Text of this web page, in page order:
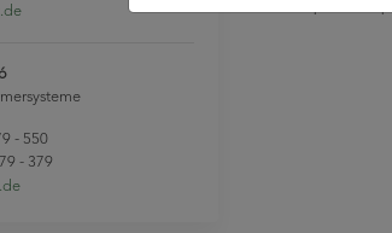
.de
- 550
- 379